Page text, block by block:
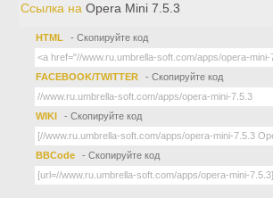
Ссылка наOpera Mini 7.5.3
HTML - Скопируйте код
FACEBOOK/TWITTER - Скопируйте код
WIKI - Скопируйте код
BBCode - Скопируйте код